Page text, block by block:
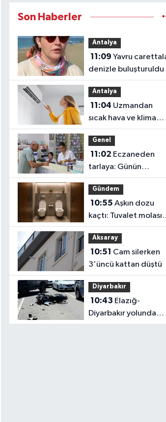
Son Haberler
Antalya
11:09 Yavru carettalar
denizle buluşturuldu
Antalya
11:04
sıcak hava ve klima
uyarısı: Yangın riskine
dikkat!
Genel
11:02
tarlaya: Günün
yarısında eczacı,
diğer yarısında çiftçi
Gündem
10:55 Aşkın dozu
kaçtı: Tuvalet molası
bile ortak oldu !
Aksaray
10:51
3'üncü kattan düştü
Diyarbakır
10:43
Diyarbakır yolunda
motosiklet kazası